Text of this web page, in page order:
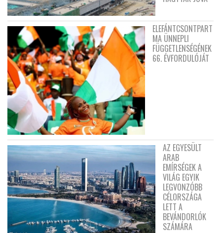
ELEFÁNTCSONTPART
MA ÜNNEPLI
FÜGGETLENSÉGÉNEK
66. ÉVFORDULÓJÁT
AZ EGYESÜLT
ARAB
EMÍRSÉGEK A
VILÁG EGYIK
LEGVONZÓBB
CÉLORSZÁGA
LETT A
BEVÁNDORLÓK
SZÁMÁRA